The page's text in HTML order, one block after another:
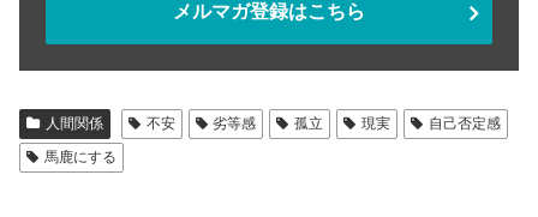
メルマガ登録はこちら
人間関係 不安 劣等感 孤立 現実
自己否定感
馬鹿にする